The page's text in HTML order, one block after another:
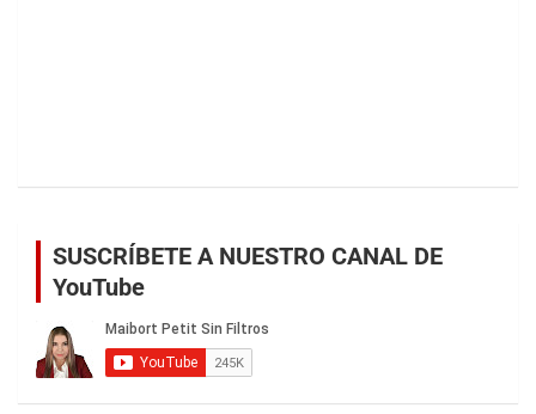
SUSCRÍBETE A NUESTRO CANAL DE
YouTube